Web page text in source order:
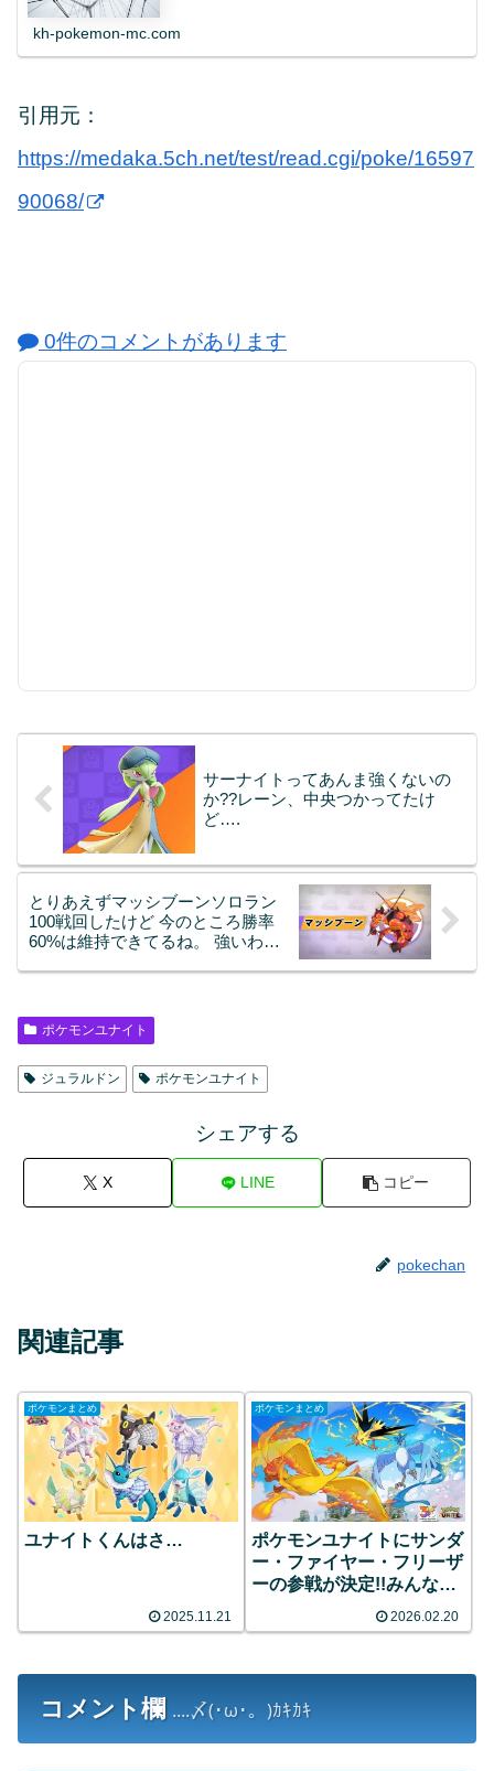
kh-pokemon-mc.com
引用元：
https://medaka.5ch.net/test/read.cgi/poke/16597
90068/
0件のコメントがあります
サーナイトってあんま強くないの
か??レーン、中央つかってたけ
ど….
とりあえずマッシブーンソロラン
100戦回したけど 今のところ勝率
60%は維持できてるね。 強いわま
ポケモンユナイト
ジュラルドン ポケモンユナイト
シェアする
X LINE コピー
pokechan
関連記事
ポケモンまとめ
ユナイトくんはさ…
2025.11.21
ポケモンまとめ
ポケモンユナイトにサンダ
ー・ファイヤー・フリーザ
ーの参戦が決定!!みんなの
2026.02.20
コメント欄 ....〆(･ω･。)ｶｷｶｷ